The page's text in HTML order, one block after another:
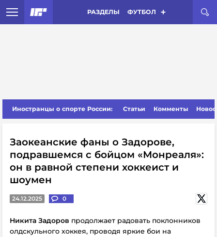
РАЗДЕЛЫ ФУТБОЛ
Иностранцы о спорте России: Статьи Комменты
Заокеанские фаны о Задорове,
подравшемся с бойцом «Монреаля»:
он в равной степени хоккеист и
шоумен
24.12.2025 0
Никита Задоров продолжает радовать поклонников
олдскульного хоккея, проводя яркие бои на